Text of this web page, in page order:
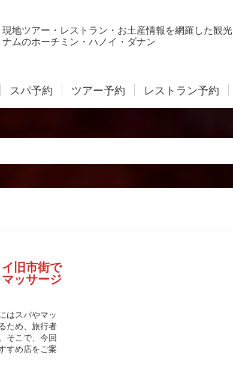
地ツアー・レストラン・お土産情報を網羅した観光
ムのホーチミン・ハノイ・ダナン
スパ予約 ツアー予約 レストラン予約
イ旧市街で
ッサージ
はスパやマッ
ため、旅行者
そこで、今回
すめ店をご案